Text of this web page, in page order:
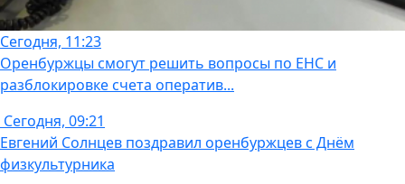
Сегодня, 11:23
Оренбуржцы смогут решить вопросы по ЕНС и
разблокировке счета оператив...
Сегодня, 09:21
Евгений Солнцев поздравил оренбуржцев с Днём
физкультурника